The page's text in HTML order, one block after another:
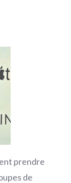
prendre
de